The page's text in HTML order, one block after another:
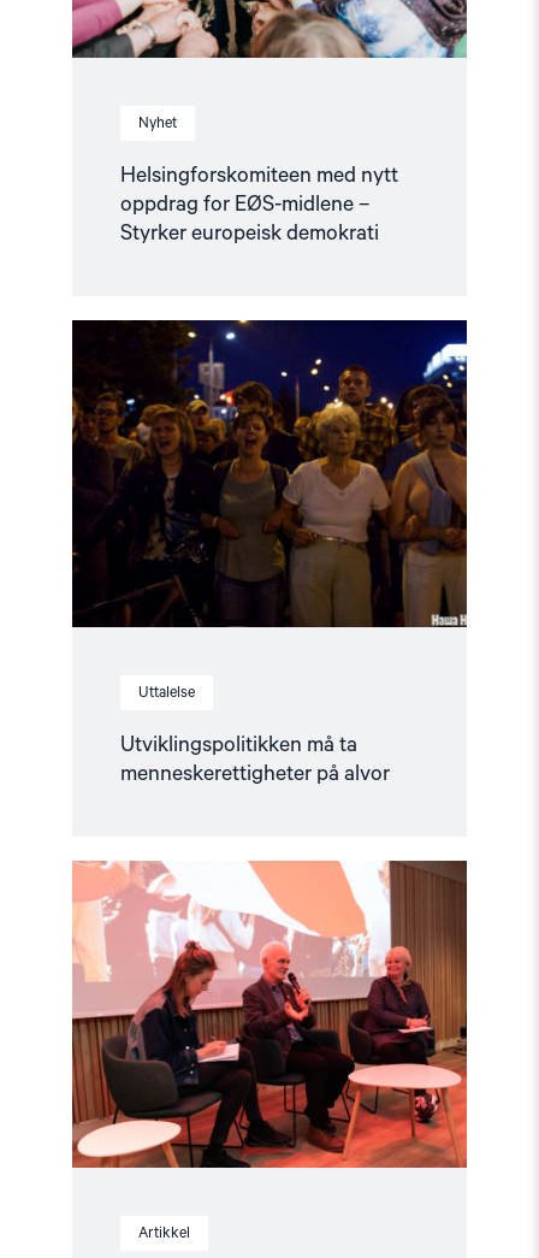
Nyhet
Helsingforskomiteen med nytt
oppdrag for EØS-midlene –
Styrker europeisk demokrati
demokrati"
Uttalelse
Utviklingspolitikken må ta
menneskerettigheter på alvor
"Utviklingspolitikken
må
ta
menneskerettigheter
på
alvor"
Artikkel
article
"Kampen
for
et
fritt
Belarus
fortsetter"